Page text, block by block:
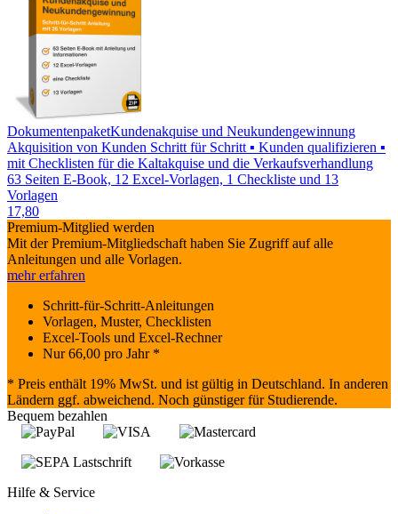
DokumentenpaketKundenakquise und Neukundengewinnung
Akquisition von Kunden Schritt für Schritt ▪ Kunden qualifizieren ▪
mit Checklisten für die Kaltakquise und die Verkaufsverhandlung
63 Seiten E-Book, 12 Excel-Vorlagen, 1 Checkliste und 13
Vorlagen
17,80
Premium-Mitglied werden
Mit der Premium-Mitgliedschaft haben Sie Zugriff auf alle
Anleitungen und alle Vorlagen.
mehr erfahren
Schritt-für-Schritt-Anleitungen
Vorlagen, Muster, Checklisten
Excel-Tools und Excel-Rechner
Nur66,00 pro Jahr *
* Preis enthält 19% MwSt. und ist gültig in Deutschland. In anderen
Ländern ggf. abweichend. Noch günstiger für Studierende.
Bequem bezahlen
Hilfe & Service